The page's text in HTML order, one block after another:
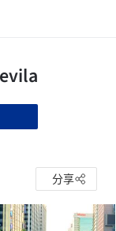
分享